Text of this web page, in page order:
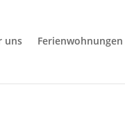
uns Ferienwohnungen